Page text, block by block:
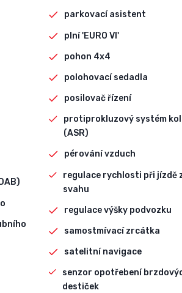
parkovací asistent
plní 'EURO VI'
pohon 4x4
polohovací sedadla
posilovač řízení
protiprokluzový systém kol
(ASR)
pérování vzduch
regulace rychlosti při jízdě
svahu
regulace výšky podvozku
samostmívací zrcátka
satelitní navigace
senzor opotřebení
destiček